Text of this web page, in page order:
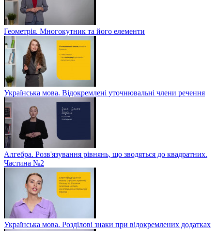
Геометрія. Многокутник та його елементи
Українська мова. Відокремлені уточнювальні члени речення
Алгебра. Розв'язування рівнянь, що зводяться до квадратних.
Частина №2
Українська мова. Розділові знаки при відокремлених додатках